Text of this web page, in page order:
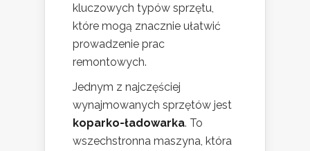
kluczowych typów sprzętu,
które mogą znacznie ułatwić
prowadzenie prac
remontowych.
Jednym z najczęściej
wynajmowanych sprzętów jest
koparko-ładowarka. To
wszechstronna maszyna, która